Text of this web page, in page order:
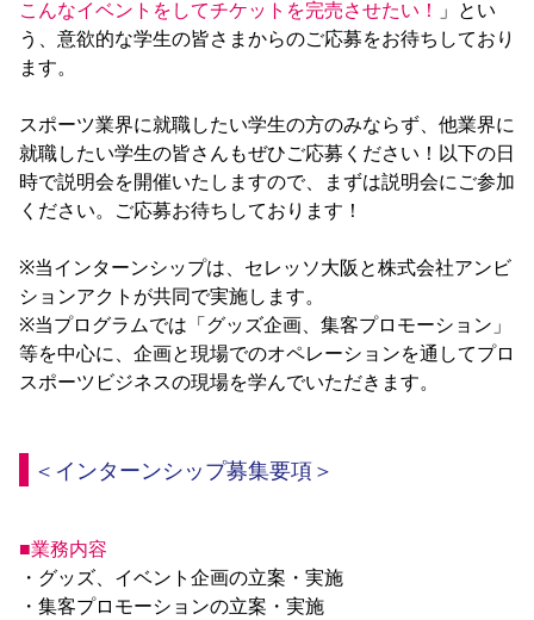
観戦ガイド
初めて観戦ガイド キッズ向けサービス グルメ マッチデープログラム
観戦マナー&ルール
YANMAR HANASAKA STADIUM
DAZNで観戦
アウェイツアー
アウェイツアー
よくある質問
クラブ紹介 沿革 シーズン記録 求人情報
サポートする
Lise（ライセンスビジネス）
サステナビリティ
サステナビリティポリシー SDGsのゴール インパクトレポート
スポーツクラブ
スポーツクラブ
関連団体/施設
大人のサッカースクール
その他スポーツクラブ
ファンクラブ
ニュース
ニュース
すべて チーム グッズ チケット イベント
ファンクラブ
ホームタウン パートナー スポーツクラブ メディア 30周年
レディース
アカデミー
こんなイベントをしてチケットを完売させたい！ 」とい
う、意欲的な学生の皆さまからのご応募をお待ちしており
ます。
スポーツ業界に就職したい学生の方のみならず、他業界に
就職したい学生の皆さんもぜひご応募ください！以下の日
時で説明会を開催いたしますので、まずは説明会にご参加
ください。ご応募お待ちしております！
※当インターンシップは、セレッソ大阪と株式会社アンビ
ションアクトが共同で実施します。
※当プログラムでは「グッズ企画、集客プロモーション」
等を中心に、企画と現場でのオペレーションを通してプロ
スポーツビジネスの現場を学んでいただきます。
＜インターンシップ募集要項＞
■業務内容
・グッズ、イベント企画の立案・実施
・集客プロモーションの立案・実施